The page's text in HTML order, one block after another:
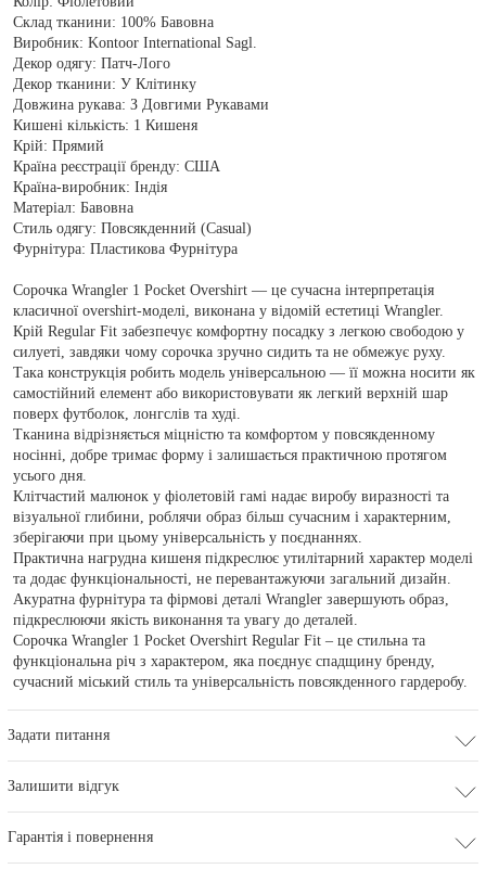
Склад тканини: 100% Бавовна
Виробник:Kontoor International Sagl.
Декор одягу:Патч-Лого
Декор тканини:У Клітинку
Довжина рукава:З Довгими Рукавами
Кишені кількість: 1 Кишеня
Крій:Прямий
Країна реєстрації бренду:США
Країна-виробник:Індія
Матеріал:Бавовна
Стиль одягу:Повсякденний (Casual)
Фурнітура:Пластикова Фурнітура
Сорочка Wrangler 1 Pocket Overshirt — це сучасна інтерпретація
класичної overshirt-моделі, виконана у відомій естетиці Wrangler.
Крій Regular Fit забезпечує комфортну посадку з легкою свободою у
силуеті, завдяки чому сорочка зручно сидить та не обмежує руху.
Така конструкція робить модель універсальною — її можна носити як
самостійний елемент або використовувати як легкий верхній шар
поверх футболок, лонгслів та худі.
Тканина відрізняється міцністю та комфортом у повсякденному
носінні, добре тримає форму і залишається практичною протягом
усього дня.
Клітчастий малюнок у фіолетовій гамі надає виробу виразності та
візуальної глибини, роблячи образ більш сучасним і характерним,
зберігаючи при цьому універсальність у поєднаннях.
Практична нагрудна кишеня підкреслює утилітарний характер моделі
та додає функціональності, не перевантажуючи загальний дизайн.
Акуратна фурнітура та фірмові деталі Wrangler завершують образ,
підкреслюючи якість виконання та увагу до деталей.
Сорочка Wrangler 1 Pocket Overshirt Regular Fit – це стильна та
функціональна річ з характером, яка поєднує спадщину бренду,
сучасний міський стиль та універсальність повсякденного гардеробу.
Задати питання
Залишити відгук
Гарантія і повернення